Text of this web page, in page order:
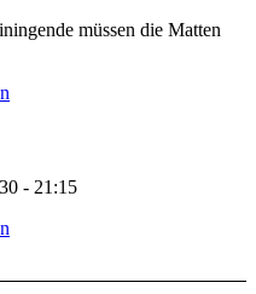
müssen die Matten
- 21:15